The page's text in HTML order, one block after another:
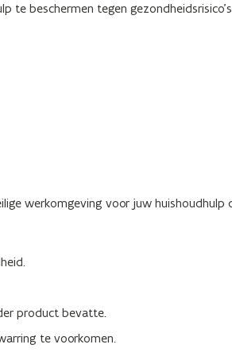
te beschermen tegen
werkomgeving voor juw huishoudhulp
product bevatte.
te voorkomen.